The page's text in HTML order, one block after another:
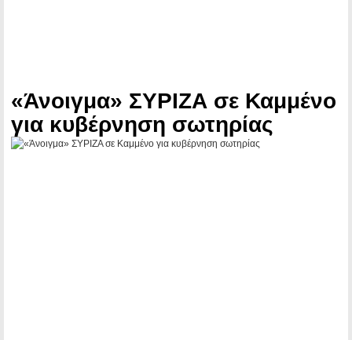
«Άνοιγμα» ΣΥΡΙΖΑ σε Καμμένο
για κυβέρνηση σωτηρίας